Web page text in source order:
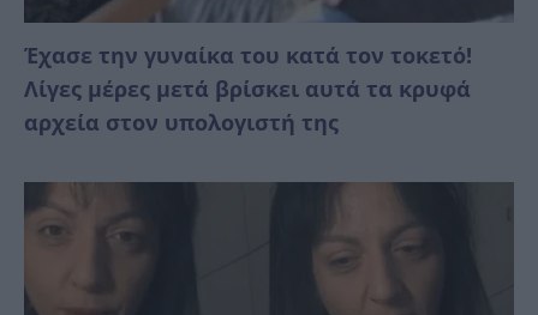
Έχασε την γυναίκα του κατά τον τοκετό!
Λίγες μέρες μετά βρίσκει αυτά τα κρυφά
αρχεία στον υπολογιστή της